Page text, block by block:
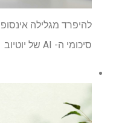
להיפרד מגלילה
סיכומי ה- AI של יוטיוב